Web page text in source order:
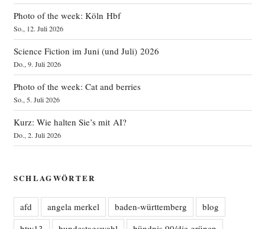
Photo of the week: Köln Hbf
So., 12. Juli 2026
Science Fiction im Juni (und Juli) 2026
Do., 9. Juli 2026
Photo of the week: Cat and berries
So., 5. Juli 2026
Kurz: Wie halten Sie’s mit AI?
Do., 2. Juli 2026
SCHLAGWÖRTER
afd angela merkel baden-württemberg
blog